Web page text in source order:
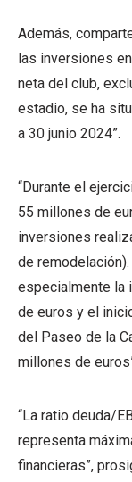
Además,
las inversiones
neta del club,
estadio, se ha
a 30 junio 2024”.
“Durante el
55 millones de
inversiones
de
especialmente la
de euros y el
del Paseo de la
millones de
“La ratio deuda/
representa
financieras”,